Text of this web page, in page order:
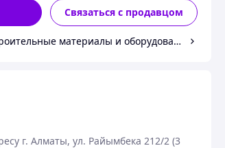
Связаться с продавцом
материалы и оборудование
г. Алматы, ул. Райымбека 212/2 (3